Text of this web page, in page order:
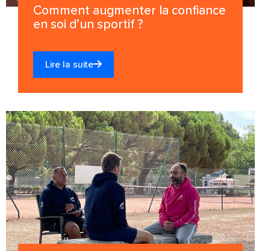
Comment augmenter la confiance
en soi d’un sportif ?
Lire la suite